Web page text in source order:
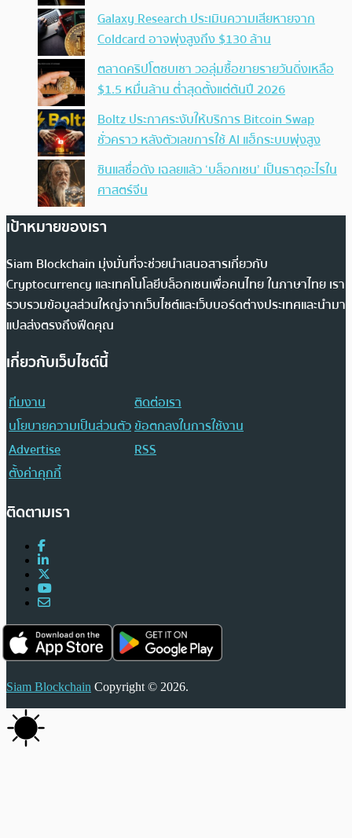
Galaxy Research ประเมินความเสียหายจาก
Coldcard อาจพุ่งสูงถึง $130 ล้าน
ตลาดคริปโตซบเซา วอลุ่มซื้อขายรายวันดิ่งเหลือ
$1.5 หมื่นล้าน ต่ำสุดตั้งแต่ต้นปี 2026
Boltz ประกาศระงับให้บริการ Bitcoin Swap
ชั่วคราว หลังตัวเลขการใช้ AI แฮ็กระบบพุ่งสูง
ซินแสชื่อดัง เฉลยแล้ว ‘บล็อกเชน’ เป็นธาตุอะไรใน
ศาสตร์จีน
เป้าหมายของเรา
Siam Blockchain มุ่งมั่นที่จะช่วยนำเสนอสารเกี่ยวกับ
Cryptocurrency และเทคโนโลยีบล็อกเชนเพื่อคนไทย ในภาษาไทย เรา
รวบรวมข้อมูลส่วนใหญ่จากเว็บไซต์และเว็บบอร์ดต่างประเทศและนำมา
แปลส่งตรงถึงฟีดคุณ
เกี่ยวกับเว็บไซต์นี้
ทีมงาน
ติดต่อเรา
นโยบายความเป็นส่วนตัวข้อตกลงในการใช้งาน
Advertise
RSS
ตั้งค่าคุกกี้
ติดตามเรา
Siam Blockchain Copyright © 2026.